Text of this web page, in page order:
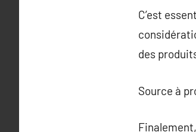
C’est
des
Source à